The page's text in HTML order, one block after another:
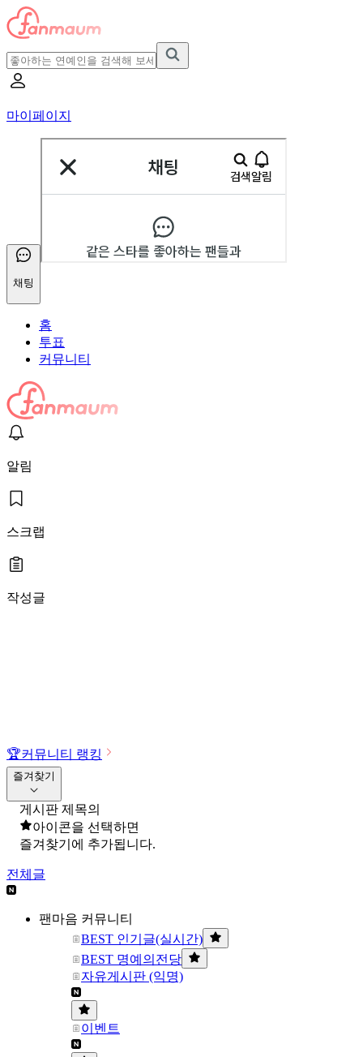
마이페이지
채팅
홈
투표
커뮤니티
알림
스크랩
작성글
🏆커뮤니티 랭킹
즐겨찾기
게시판 제목의
아이콘을 선택하면
즐겨찾기에 추가됩니다.
전체글
팬마음 커뮤니티
BEST 인기글(실시간)
BEST 명예의전당
자유게시판 (익명)
이벤트